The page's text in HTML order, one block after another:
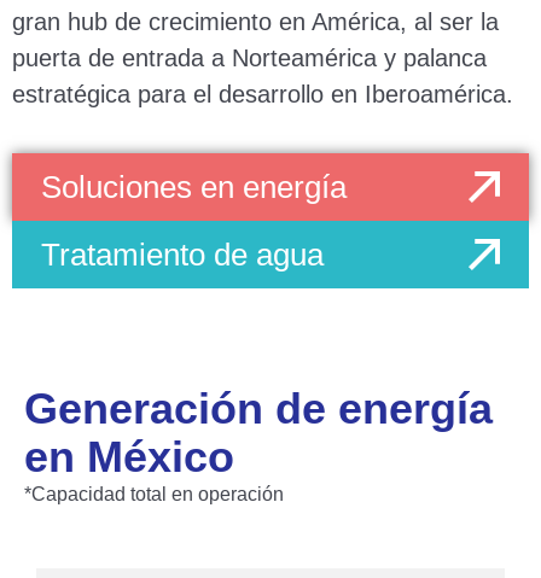
gran hub de crecimiento en América, al ser la
puerta de entrada a Norteamérica y palanca
estratégica para el desarrollo en Iberoamérica.
Soluciones en energía
Tratamiento de agua
Generación de energía
en México
*Capacidad total en operación